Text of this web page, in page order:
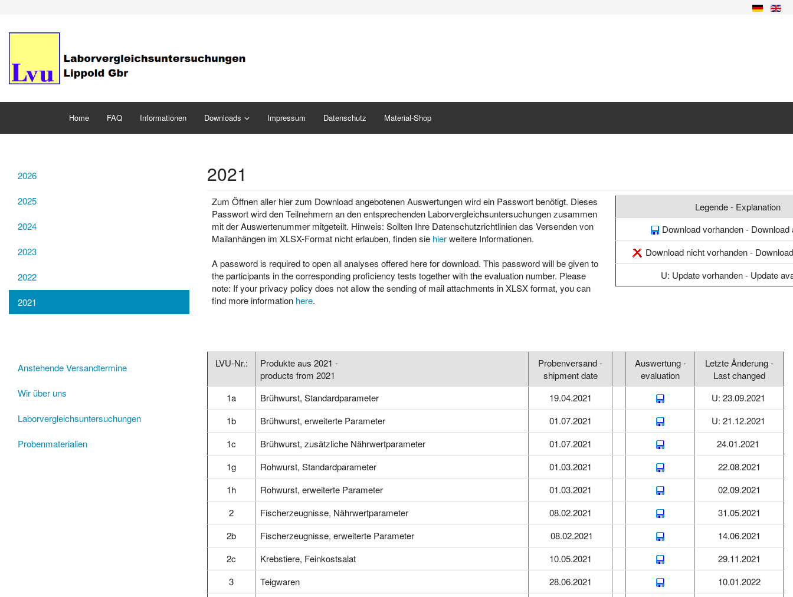
Home FAQ Informationen Downloads Impressum Datenschutz Material-Shop
2021
Zum Öffnen aller hier zum Download angebotenen Auswertungen wird ein Passwort benötigt. Dieses
Passwort wird den Teilnehmern an den entsprechenden Laborvergleichsuntersuchungen zusammen
mit der Auswertenummer mitgeteilt. Hinweis: Sollten Ihre Datenschutzrichtlinien das Versenden von
Mailanhängen im XLSX-Format nicht erlauben, finden sie hierweitere Informationen.
A password is required to open all analyses offered here for download. This password will be given to
the participants in the corresponding proficiency tests together with the evaluation number. Please
note: If your privacy policy does not allow the sending of mail attachments in XLSX format, you can
find more information here.
Legende - Explanation
Download vorhanden - Download
Download nicht vorhanden -
U: Update vorhanden - Update
LVU-Nr.:
Produkte aus 2021 -
products from 2021
Probenversand -
shipment date
Auswertung -
evaluation
Letzte Änderung -
Last changed
1a
Brühwurst, Standardparameter 19.04.2021
U: 23.09.2021
1b
Brühwurst, erweiterte Parameter 01.07.2021
U: 21.12.2021
1c
Brühwurst, zusätzliche Nährwertparameter 01.07.2021
24.01.2021
1g
Rohwurst, Standardparameter 01.03.2021
22.08.2021
1h
Rohwurst, erweiterte Parameter 01.03.2021
02.09.2021
2
Fischerzeugnisse, Nährwertparameter 08.02.2021
31.05.2021
2b
Fischerzeugnisse, erweiterte Parameter 08.02.2021
14.06.2021
2c
Krebstiere, Feinkostsalat 10.05.2021
29.11.2021
3
Teigwaren 28.06.2021
10.01.2022
2026
2025
2024
2023
2022
2021
Anstehende Versandtermine
Wir über uns
Laborvergleichsuntersuchungen
Probenmaterialien